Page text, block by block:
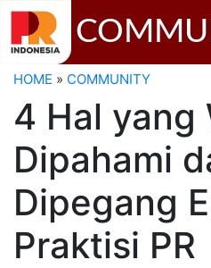
HOME » COMMUNITY
4 Hal yang
Dipahami
Dipegang
Praktisi PR